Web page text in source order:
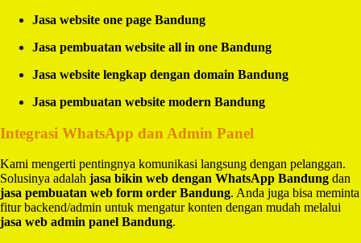
Jasa website one page Bandung
Jasa pembuatan website all in one Bandung
Jasa website lengkap dengan domain Bandung
Jasa pembuatan website modern Bandung
Integrasi WhatsApp dan Admin Panel
Kami mengerti pentingnya komunikasi langsung dengan pelanggan.
Solusinya adalah jasa bikin web dengan WhatsApp Bandung dan
jasa pembuatan web form order Bandung. Anda juga bisa meminta
fitur backend/admin untuk mengatur konten dengan mudah melalui
jasa web admin panel Bandung.